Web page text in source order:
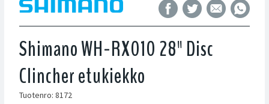
Shimano WH-RX010 28" Disc
Clincher etukiekko
Tuotenro: 8172